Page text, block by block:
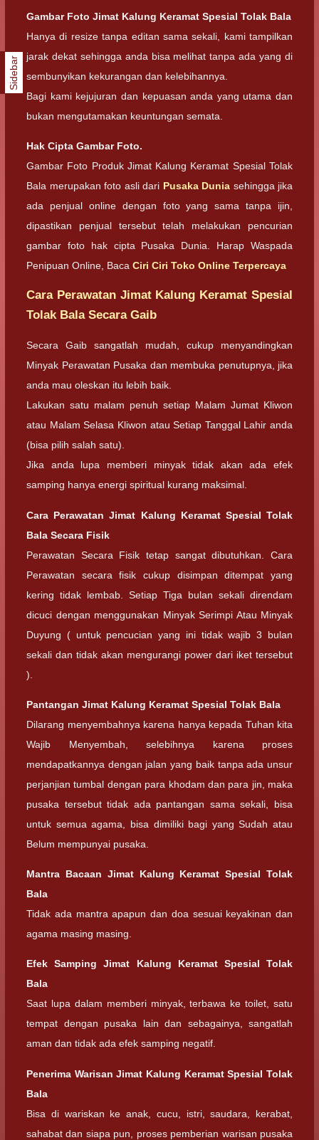
Gambar Foto Jimat Kalung Keramat Spesial Tolak Bala
Hanya di resize tanpa editan sama sekali, kami tampilkan
jarak dekat sehingga anda bisa melihat tanpa ada yang di
sembunyikan kekurangan dan kelebihannya.
Bagi kami kejujuran dan kepuasan anda yang utama dan
bukan mengutamakan keuntungan semata.
Hak Cipta Gambar Foto.
Gambar Foto Produk Jimat Kalung Keramat Spesial Tolak
Bala merupakan foto asli dari Pusaka Dunia sehingga jika
ada penjual online dengan foto yang sama tanpa ijin,
dipastikan penjual tersebut telah melakukan pencurian
gambar foto hak cipta Pusaka Dunia. Harap Waspada
Penipuan Online, Baca Ciri Ciri Toko Online Terpercaya
Cara Perawatan Jimat Kalung Keramat Spesial
Tolak Bala Secara Gaib
Secara Gaib sangatlah mudah, cukup menyandingkan
Minyak Perawatan Pusaka dan membuka penutupnya, jika
anda mau oleskan itu lebih baik.
Lakukan satu malam penuh setiap Malam Jumat Kliwon
atau Malam Selasa Kliwon atau Setiap Tanggal Lahir anda
(bisa pilih salah satu).
Jika anda lupa memberi minyak tidak akan ada efek
samping hanya energi spiritual kurang maksimal.
Cara Perawatan Jimat Kalung Keramat Spesial Tolak
Bala Secara Fisik
Perawatan Secara Fisik tetap sangat dibutuhkan. Cara
Perawatan secara fisik cukup disimpan ditempat yang
kering tidak lembab. Setiap Tiga bulan sekali direndam
dicuci dengan menggunakan Minyak Serimpi Atau Minyak
Duyung ( untuk pencucian yang ini tidak wajib 3 bulan
sekali dan tidak akan mengurangi power dari iket tersebut
).
Pantangan Jimat Kalung Keramat Spesial Tolak Bala
Dilarang menyembahnya karena hanya kepada Tuhan kita
Wajib Menyembah, selebihnya karena proses
mendapatkannya dengan jalan yang baik tanpa ada unsur
perjanjian tumbal dengan para khodam dan para jin, maka
pusaka tersebut tidak ada pantangan sama sekali, bisa
untuk semua agama, bisa dimiliki bagi yang Sudah atau
Belum mempunyai pusaka.
Mantra Bacaan Jimat Kalung Keramat Spesial Tolak
Bala
Tidak ada mantra apapun dan doa sesuai keyakinan dan
agama masing masing.
Efek SampingJimat Kalung Keramat Spesial Tolak
Bala
Saat lupa dalam memberi minyak, terbawa ke toilet, satu
tempat dengan pusaka lain dan sebagainya, sangatlah
aman dan tidak ada efek samping negatif.
Penerima WarisanJimat Kalung Keramat Spesial Tolak
Bala
Bisa di wariskan ke anak, cucu, istri, saudara, kerabat,
sahabat dan siapa pun, proses pemberian warisan pusaka
Sidebar